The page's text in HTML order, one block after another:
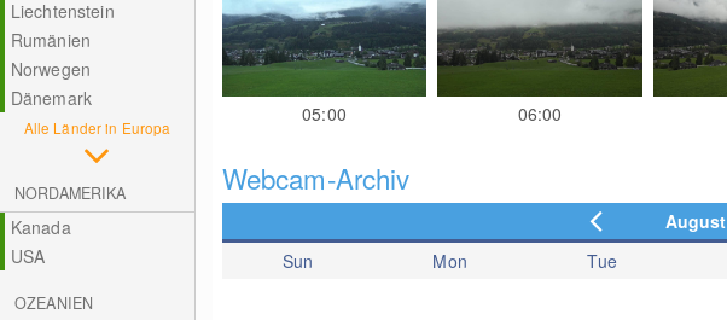
Liechtenstein
Rumänien
Norwegen
Dänemark
Alle Länder in Europa
NORDAMERIKA
Kanada
USA
OZEANIEN
05:00 06:00
Webcam-Archiv
August
Sun
Mon Tue